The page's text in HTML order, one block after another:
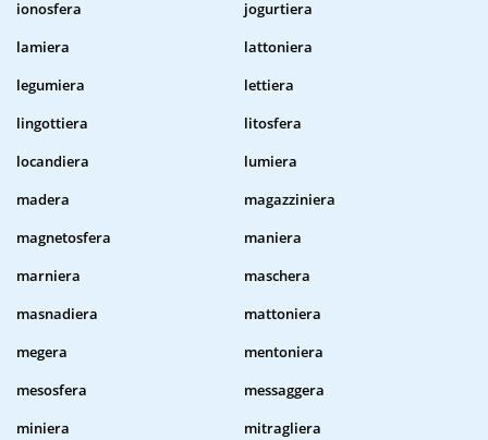
ionosfera
jogurtiera
lamiera
lattoniera
legumiera
lettiera
lingottiera
litosfera
locandiera
lumiera
madera
magazziniera
magnetosfera
maniera
marniera
maschera
masnadiera
mattoniera
megera
mentoniera
mesosfera
messaggera
miniera
mitragliera